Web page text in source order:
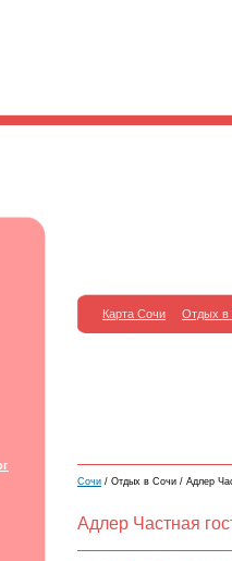
Карта Сочи Отдых в
Сочи / Отдых в Сочи / Адлер
Адлер Частная